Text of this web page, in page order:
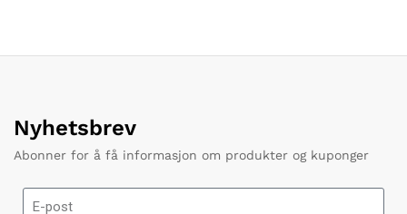
Nyhetsbrev
Abonner for å få informasjon om produkter og kuponger